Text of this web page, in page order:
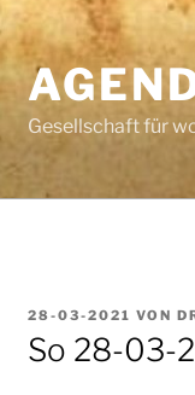
Gesellschaft für
VERÖFFENTLICHT
AM
28-03-2021 VON
So 28-03-